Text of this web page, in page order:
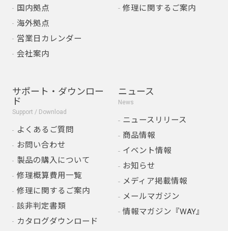
国内拠点
海外拠点
営業日カレンダー
会社案内
修理に関するご案内
サポート・ダウンロー
ド
Support / Download
よくあるご質問
お問い合わせ
製品の購入について
修理概算費用一覧
修理に関するご案内
該非判定書類
カタログダウンロード
ニュース
News
ニュースリリース
商品情報
イベント情報
お知らせ
メディア掲載情報
メールマガジン
情報マガジン『WAY』